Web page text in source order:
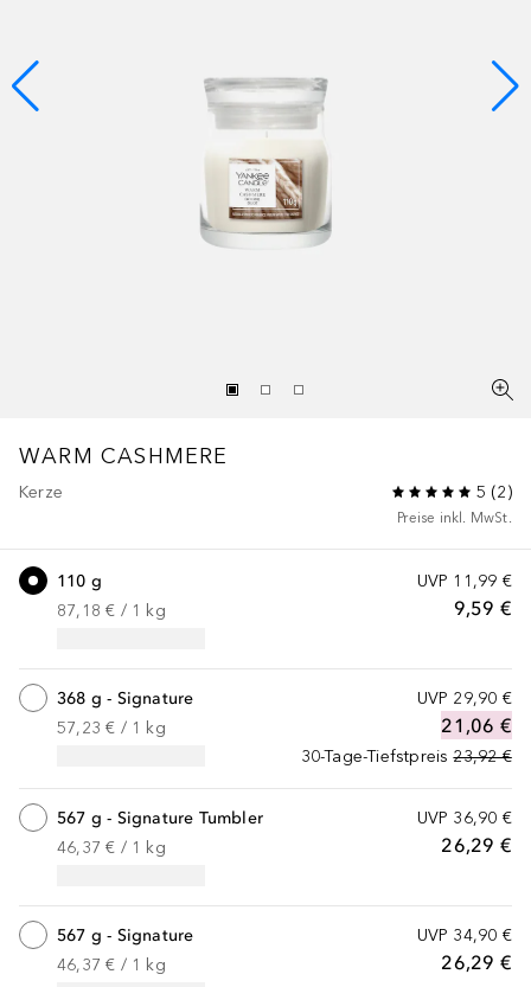
WARM CASHMERE
Kerze 5 (2)
Preise inkl. MwSt.
UVP 11,99 €
9,59 €
110 g
87,18 € / 1 kg
UVP 29,90 €
21,06 €
30-Tage-Tiefstpreis 23,92 €
368 g - Signature
57,23 € / 1 kg
UVP 36,90 €
26,29 €
567 g - Signature Tumbler
46,37 € / 1 kg
UVP 34,90 €
26,29 €
567 g - Signature
46,37 € / 1 kg